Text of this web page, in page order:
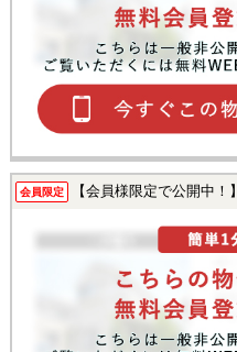
会員限定 【会員様限定で公開中！】